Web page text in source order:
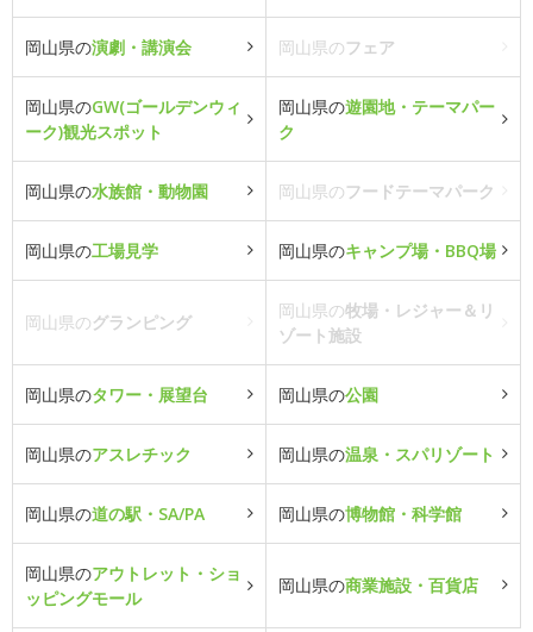
岡山県の演劇・講演会 岡山県のフェア
岡山県のGW(ゴールデンウィ
ーク)観光スポット
岡山県の遊園地・テーマパー
ク
岡山県の水族館・動物園 岡山県のフードテーマパーク
岡山県の工場見学 岡山県のキャンプ場・BBQ場
岡山県のグランピング
岡山県の牧場・レジャー＆リ
ゾート施設
岡山県のタワー・展望台 岡山県の公園
岡山県のアスレチック 岡山県の温泉・スパリゾート
岡山県の道の駅・SA/PA 岡山県の博物館・科学館
岡山県のアウトレット・ショ
ッピングモール
岡山県の商業施設・百貨店